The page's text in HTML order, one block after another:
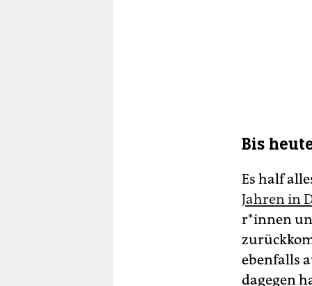
Bis
Es half
Jahren in
r*in­nen
ebenfalls
dagegen